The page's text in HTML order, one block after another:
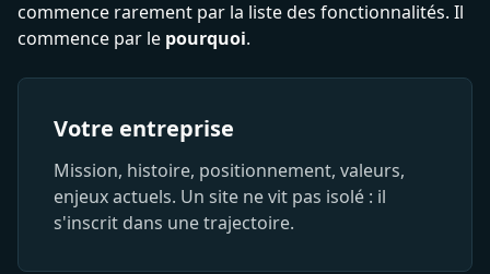
commence rarement par la liste des fonctionnalités. Il
commence par le pourquoi.
Votre entreprise
Mission, histoire, positionnement, valeurs,
enjeux actuels. Un site ne vit pas isolé : il
s'inscrit dans une trajectoire.